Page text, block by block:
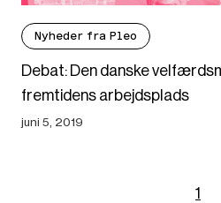
Nyheder fra Pleo
Debat: Den danske
fremtidens arbejdsplads
juni 5, 2019
1